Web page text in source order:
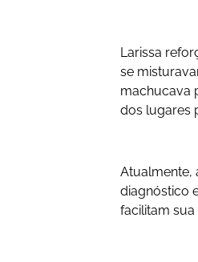
Larissa
se
machucava
dos lugares
Atualmente,
diagnóstico
facilitam